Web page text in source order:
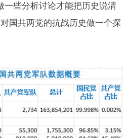
一些分析讨论才能把历史说清
国共两党的抗战历史做一个探